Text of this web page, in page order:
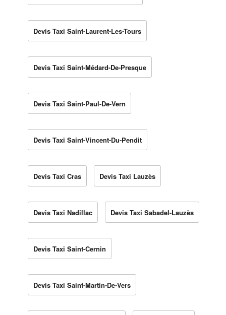
Devis Taxi Saint-Laurent-Les-Tours
Devis Taxi Saint-Médard-De-Presque
Devis Taxi Saint-Paul-De-Vern
Devis Taxi Saint-Vincent-Du-Pendit
Devis Taxi Cras Devis Taxi Lauzès
Devis Taxi Nadillac Devis Taxi Sabadel-Lauzès
Devis Taxi Saint-Cernin
Devis Taxi Saint-Martin-De-Vers